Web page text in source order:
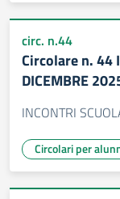
circ. n.44
Circolare n. 44
DICEMBRE
INCONTRI
Circolari per